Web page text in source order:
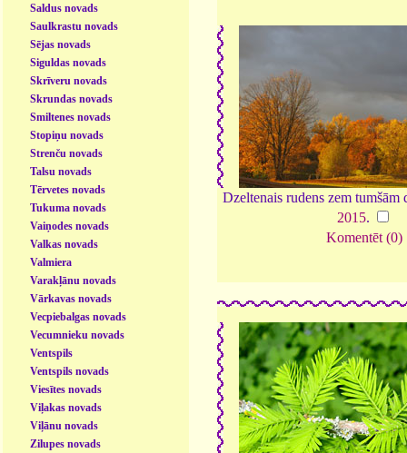
Saldus novads
Saulkrastu novads
Sējas novads
Siguldas novads
Skrīveru novads
Skrundas novads
Smiltenes novads
Stopiņu novads
Strenču novads
Talsu novads
Tērvetes novads
Tukuma novads
Vaiņodes novads
Valkas novads
Valmiera
Varakļānu novads
Vārkavas novads
Vecpiebalgas novads
Vecumnieku novads
Ventspils
Ventspils novads
Viesītes novads
Viļakas novads
Viļānu novads
Zilupes novads
Dzeltenais rudens zem tumšām
2015.
Komentēt (0)